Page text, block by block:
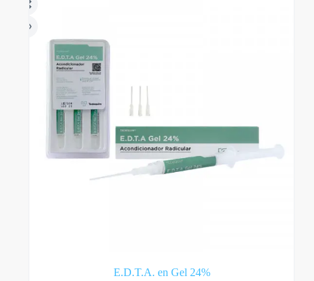
E.D.T.A. en Gel 24%